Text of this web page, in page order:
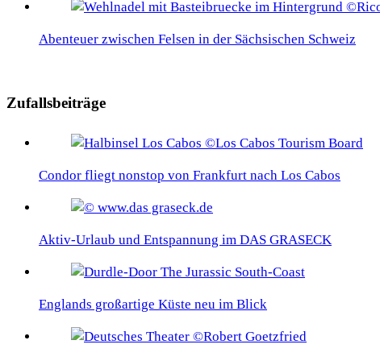
Abenteuer zwischen Felsen in der Sächsischen Schweiz
Zufallsbeiträge
Condor fliegt nonstop von Frankfurt nach Los Cabos
Aktiv-Urlaub und Entspannung im DAS GRASECK
Englands großartige Küste neu im Blick